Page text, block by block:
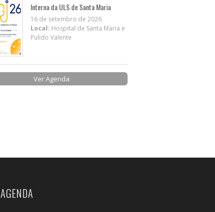
Interna da ULS de Santa Maria
16 de setembro de 2026
Local: Hospital de Santa Maria e
Pulido Valente
Ver Agenda
AGENDA